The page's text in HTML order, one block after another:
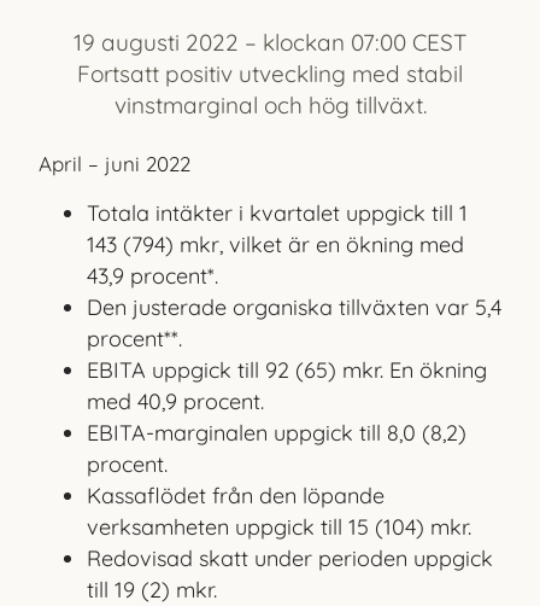
19 augusti 2022 – klockan 07:00 CEST
Fortsatt positiv utveckling med stabil
vinstmarginal och hög tillväxt.
April – juni 2022
Totala intäkter i kvartalet uppgick till 1
143 (794) mkr, vilket är en ökning med
43,9 procent*.
Den justerade organiska tillväxten var 5,4
procent**.
EBITA uppgick till 92 (65) mkr. En ökning
med 40,9 procent.
EBITA-marginalen uppgick till 8,0 (8,2)
procent.
Kassaflödet från den löpande
verksamheten uppgick till 15 (104) mkr.
Redovisad skatt under perioden uppgick
till 19 (2) mkr.